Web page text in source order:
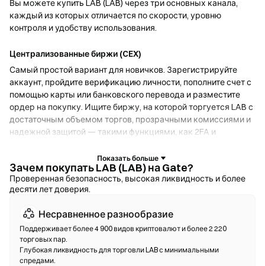
Вы можете купить LAB (LAB) через три основных канала,
каждый из которых отличается по скорости, уровню
контроля и удобству использования.
Централизованные биржи (CEX)
Самый простой вариант для новичков. Зарегистрируйте
аккаунт, пройдите верификацию личности, пополните счет с
помощью карты или банковского перевода и разместите
ордер на покупку. Ищите биржу, на которой торгуется LAB с
достаточным объемом торгов, прозрачными комиссиями и
надежной защитой — такими функциями, как 2FA и
Криптокошельки
Для пользователей, которые отдают приоритет
позволяют хранить собственные приватные ключи и
обменивать токены прямо в интерфейсе кошелька.
Некоторые кошельки также поддерживают фиатный
онрамп, что дает возможность купить LAB с помощью
Зачем покупать LAB (LAB) на Gate?
Проверенная безопасность, высокая ликвидность и более
десяти лет доверия.
Несравненное разнообразие
Поддерживает более 4 900 видов криптовалют и более 2 220
торговых пар.
Глубокая ликвидность для торговли LAB с минимальными
спредами.